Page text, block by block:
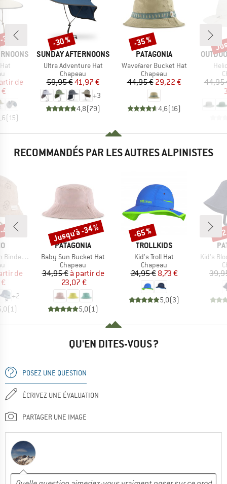
réduit
de
(15)
%
MARQUE
SUNDAY AFTERNOONS
Article
Ultra Adventure Hat
Product group
Chapeau
Prix
59,95 €Prix réduit
41,97 €
+3
4,8(79)
Remise
-30 %
MARQUE
PATAGONIA
Article
Wavefarer Bucket Hat
Product group
Chapeau
Prix
44,95 €Prix réduit
29,22 €
4,6(16)
Remise
-35 %
44,95
RECOMMANDÉS PAR LES AUTRES ALPINISTES
Futter
réduit
de
+2
(1)
%
MARQUE
PATAGONIA
Article
Baby Sun Bucket Hat
Product group
Chapeau
Prix
34,95 € Prix réduit
à partir de
23,07 €
5,0(1)
Remise
Jusqu'à -34 %
MARQUE
TROLLKIDS
Article
Kid's Troll Hat
Product group
Chapeau
Prix
24,95 €Prix réduit
8,73 €
5,0(3)
Remise
-65 %
Article
Kid's
-
QU'EN DITES-VOUS ?
POSEZ UNE QUESTION
ÉCRIVEZ UNE ÉVALUATION
PARTAGER UNE IMAGE